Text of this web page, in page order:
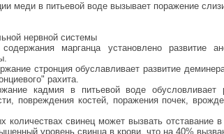
меди в питьевой воде вызывает поражение
нервной системы
марганца установлено развитие
стронция обуславливает развитие
рахита.
кадмия в питьевой воде обусловливает
повреждения костей, поражения почек,
количествах свинец может вызвать отставание
уровень свинца в крови, что на 40%